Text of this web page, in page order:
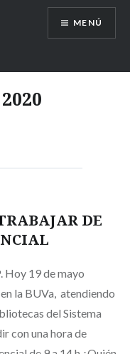
MENÚ
DE
Hoy 19 de mayo
la BUVa, atendiendo
del Sistema
con una hora de